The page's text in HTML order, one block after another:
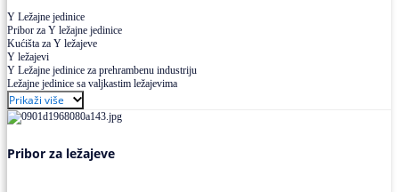
Y Ležajne jedinice
Pribor za Y ležajne jedinice
Kućišta za Y ležajeve
Y ležajevi
Y Ležajne jedinice za prehrambenu industriju
Ležajne jedinice sa valjkastim ležajevima
Prikaži više
Pribor za ležajeve